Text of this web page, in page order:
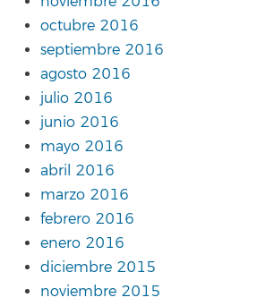
octubre 2016
septiembre 2016
agosto 2016
julio 2016
junio 2016
mayo 2016
abril 2016
marzo 2016
febrero 2016
enero 2016
diciembre 2015
noviembre 2015